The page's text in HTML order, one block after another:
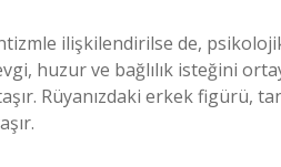
ilişkilendirilse de, psikolojik
huzur ve bağlılık isteğini
Rüyanızdaki erkek figürü,